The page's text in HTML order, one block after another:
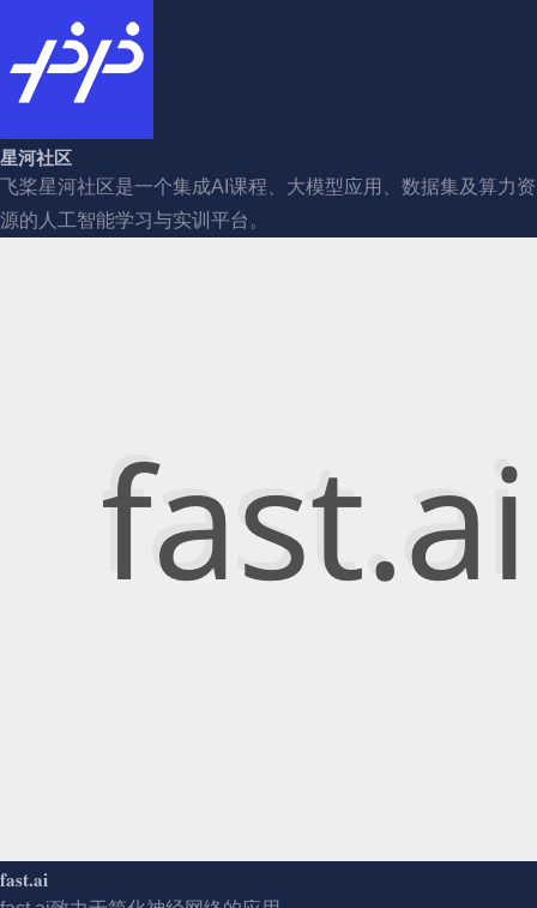
星河社区
飞桨星河社区是一个集成AI课程、大模型应用、数据集及算力资
源的人工智能学习与实训平台。
fast.ai